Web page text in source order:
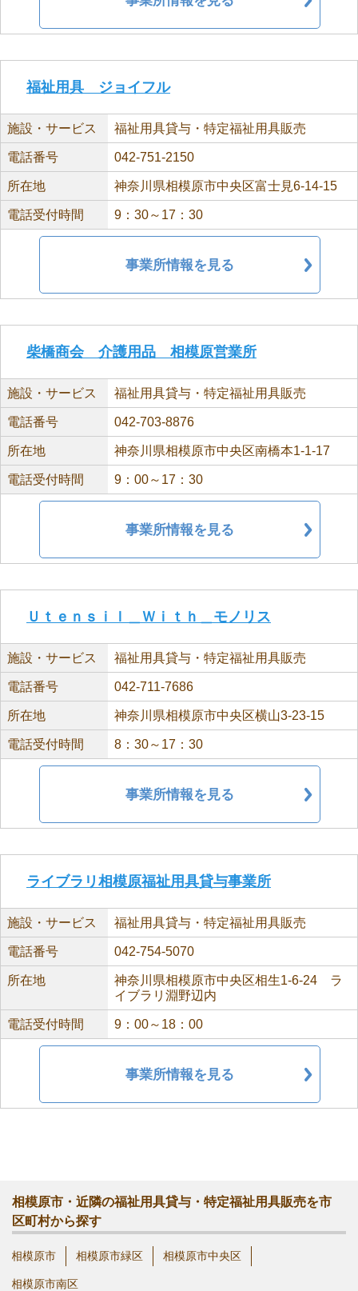
福祉用具 ジョイフル
施設・サービス 福祉用具貸与・特定福祉用具販売
電話番号 042-751-2150
所在地 神奈川県相模原市中央区富士見6-14-15
電話受付時間 9：30～17：30
事業所情報を見る
柴橋商会 介護用品 相模原営業所
施設・サービス 福祉用具貸与・特定福祉用具販売
電話番号 042-703-8876
所在地 神奈川県相模原市中央区南橋本1-1-17
電話受付時間 9：00～17：30
事業所情報を見る
Ｕｔｅｎｓｉｌ＿Ｗｉｔｈ＿モノリス
施設・サービス 福祉用具貸与・特定福祉用具販売
電話番号 042-711-7686
所在地 神奈川県相模原市中央区横山3-23-15
電話受付時間 8：30～17：30
事業所情報を見る
ライブラリ相模原福祉用具貸与事業所
施設・サービス 福祉用具貸与・特定福祉用具販売
電話番号 042-754-5070
所在地
神奈川県相模原市中央区相生1-6-24 ラ
イブラリ淵野辺内
電話受付時間 9：00～18：00
事業所情報を見る
相模原市・近隣の福祉用具貸与・特定福祉用具販売を市
区町村から探す
相模原市 相模原市緑区 相模原市中央区
相模原市南区